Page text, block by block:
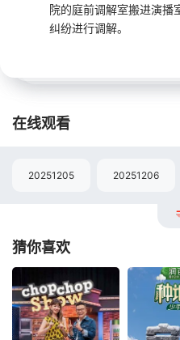
院的庭前调解室搬进演播
纠纷进行调解。
在线观看
20251205 20251206
猜你喜欢